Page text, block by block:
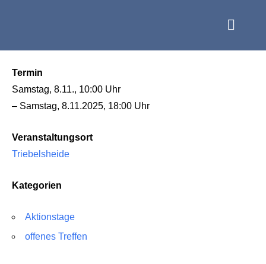
Termin
Samstag, 8.11., 10:00 Uhr
– Samstag, 8.11.2025, 18:00 Uhr
Veranstaltungsort
Triebelsheide
Kategorien
Aktionstage
offenes Treffen